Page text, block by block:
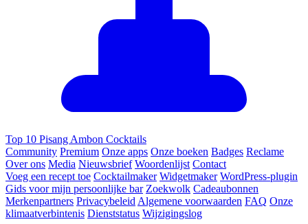
Top 10 Pisang Ambon Cocktails
Community Premium Onze apps Onze boeken Badges Reclame
Over ons Media Nieuwsbrief Woordenlijst Contact
Voeg een recept toe Cocktailmaker Widgetmaker WordPress-plugin
Gids voor mijn persoonlijke bar Zoekwolk Cadeaubonnen
Merkenpartners Privacybeleid Algemene voorwaarden FAQ Onze
klimaatverbintenis Dienststatus Wijzigingslog